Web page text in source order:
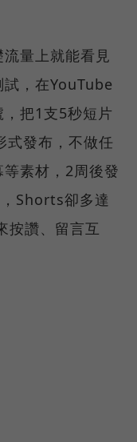
量上就能看見
，在YouTube
把1支5秒短片
式發布，不做任
素材，2周後發
Shorts卻多達
按讚、留言互